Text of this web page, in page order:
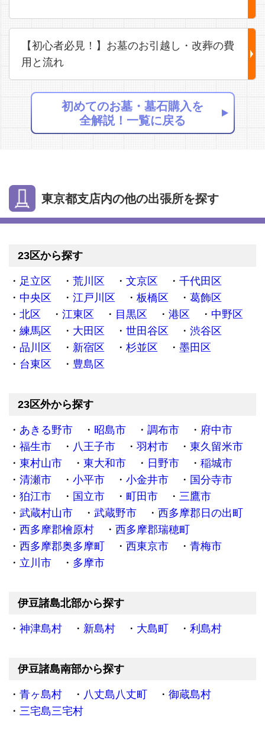
【初心者必見！】お墓のお引越し・改葬の費
用と流れ
初めてのお墓・墓石購入を
全解説！一覧に戻る
東京都支店内の他の出張所を探す
23区から探す
足立区 荒川区 文京区
千代田区
中央区
江戸川区 板橋区
葛飾区
北区
江東区 目黒区 港区
中野区
練馬区
大田区 世田谷区
渋谷区
品川区
新宿区 杉並区
墨田区
台東区
豊島区
23区外から探す
あきる野市 昭島市 調布市
府中市
福生市
八王子市 羽村市
東久留米市
東村山市
東大和市 日野市
稲城市
清瀬市
小平市 小金井市
国分寺市
狛江市
国立市 町田市
三鷹市
武蔵村山市
武蔵野市
西多摩郡日の出町
西多摩郡檜原村
西多摩郡瑞穂町
西多摩郡奥多摩町
西東京市
青梅市
立川市
多摩市
伊豆諸島北部から探す
神津島村 新島村 大島町 利島村
伊豆諸島南部から探す
青ヶ島村 八丈島八丈町
御蔵島村
三宅島三宅村